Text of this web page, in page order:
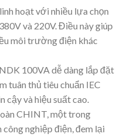
hoạt với nhiều lựa chọn
và 220V. Điều này giúp
môi trường điện khác
100VA dễ dàng lắp đặt
tuân thủ tiêu chuẩn IEC
cậy và hiệu suất cao.
CHINT, một trong
nghiệp điện, đem lại